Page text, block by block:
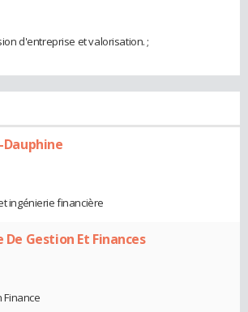
d'entreprise et valorisation. ;
ingénierie financière
De Gestion Et Finances
Finance